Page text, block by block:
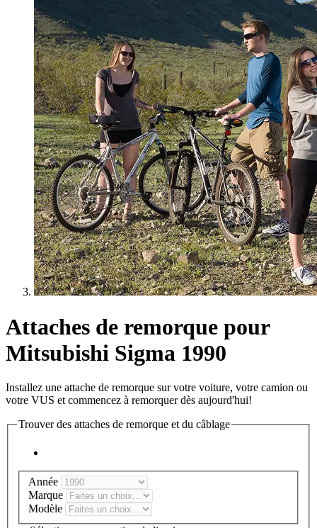
Attaches de remorque pour
Mitsubishi Sigma 1990
Installez une attache de remorque sur votre voiture, votre camion ou
votre VUS et commencez à remorquer dès aujourd'hui!
Trouver des attaches de remorque et du câblage
Année
Marque
Modèle